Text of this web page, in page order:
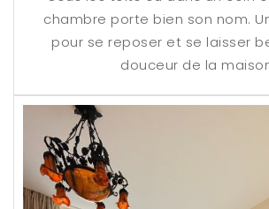
chambre porte bien son nom.
pour se reposer et se laisser
douceur de la